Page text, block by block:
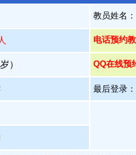
教员姓名
电话预约
） QQ在线预
最后登录